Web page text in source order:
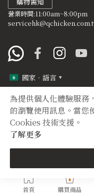
為提供個人化體驗服務
的瀏覽使用訊息。當您
Cookies 技術支援。
了解更多
首頁 購買商品
營業時間:11:00am~8:00pm
國家．語言
定型化
Copyright © 2012